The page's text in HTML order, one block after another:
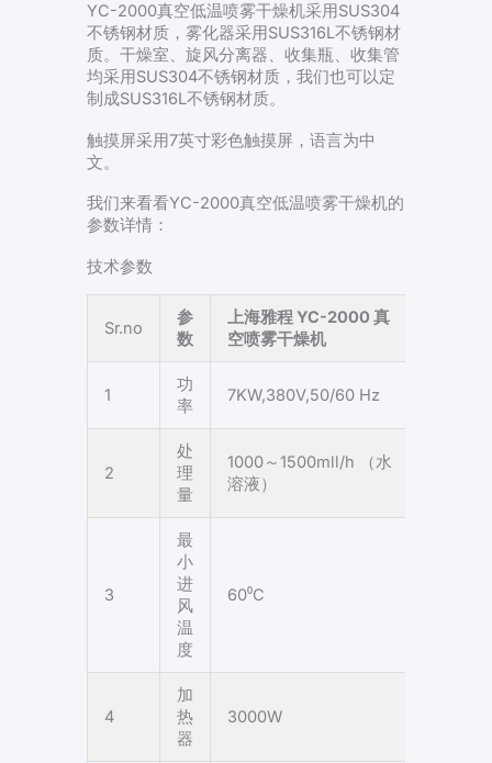
YC-2000真空低温喷雾干燥机采用SUS304
不锈钢材质，雾化器采用SUS316L不锈钢材
质。干燥室、旋风分离器、收集瓶、收集管
均采用SUS304不锈钢材质，我们也可以定
制成SUS316L不锈钢材质。
触摸屏采用7英寸彩色触摸屏，语言为中
文。
我们来看看YC-2000真空低温喷雾干燥机的
参数详情：
技术参数
Sr.no
参
数
上海雅程YC-2000 真
空喷雾干燥机
1
功
率
7KW,380V,50/60 Hz
2
处
理
量
1000～1500mll/h （水
溶液）
3
最
小
进
风
温
度
60⁰C
4
加
热
器
3000W